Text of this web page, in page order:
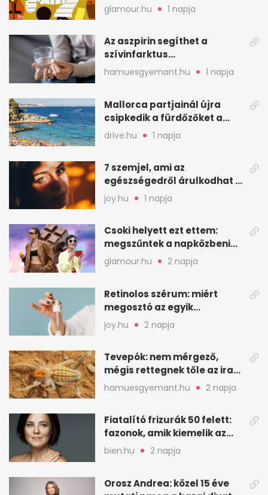
glamour.hu 1 napja
Az aszpirin segíthet a
szívinfarktus
megelőzésében, de nem
mindenkinek
hamuesgyemant.hu 1 napja
Mallorca partjainál újra
csipkedik a fürdőzőket a
halak a sekély vízben
drive.hu 1 napja
7 szemjel, ami az
egészségedről árulkodhat –
erre figyelj oda
joy.hu 1 napja
Csoki helyett ezt ettem:
megszűntek a napközbeni
nassolási rohamok
glamour.hu 2 napja
Retinolos szérum: miért
megosztó az egyik
leghatásosabb
öregedésgátló?
joy.hu 2 napja
Tevepók: nem mérgező,
mégis rettegnek tőle az iraki
sivatagban
hamuesgyemant.hu 2 napja
Fiatalító frizurák 50 felett:
fazonok, amik kiemelik az
arcodat
bien.hu 2 napja
Orosz Andrea: közel 15 éve